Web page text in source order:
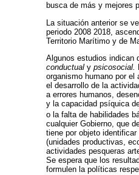
busca de más y mejores
La situación anterior se
periodo 2008 2018,
Territorio Marítimo y de
Algunos estudios indican
conductual y psicosocial.
organismo humano por
el desarrollo de la
a errores humanos,
y la capacidad psíquica
o la falta de habilidades
cualquier Gobierno, que
tiene por objeto
(unidades productivas,
actividades pesqueras
Se espera que los
formulen la políticas